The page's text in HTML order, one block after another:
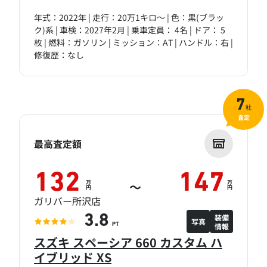
年式：2022年 | 走行：20万1キロ～ | 色：黒(ブラッ
ク)系 | 車検：2027年2月 | 乗車定員： 4名 | ドア： 5
枚 | 燃料：ガソリン | ミッション：AT | ハンドル：右 |
修復歴：なし
スズキ スペーシア 660 カスタム ハ
イブリッド XS
最高査定額
132 万
円 ～ 147 万
円
ガリバー所沢店
3.8 PT 写真
装備
情報
7社
査定